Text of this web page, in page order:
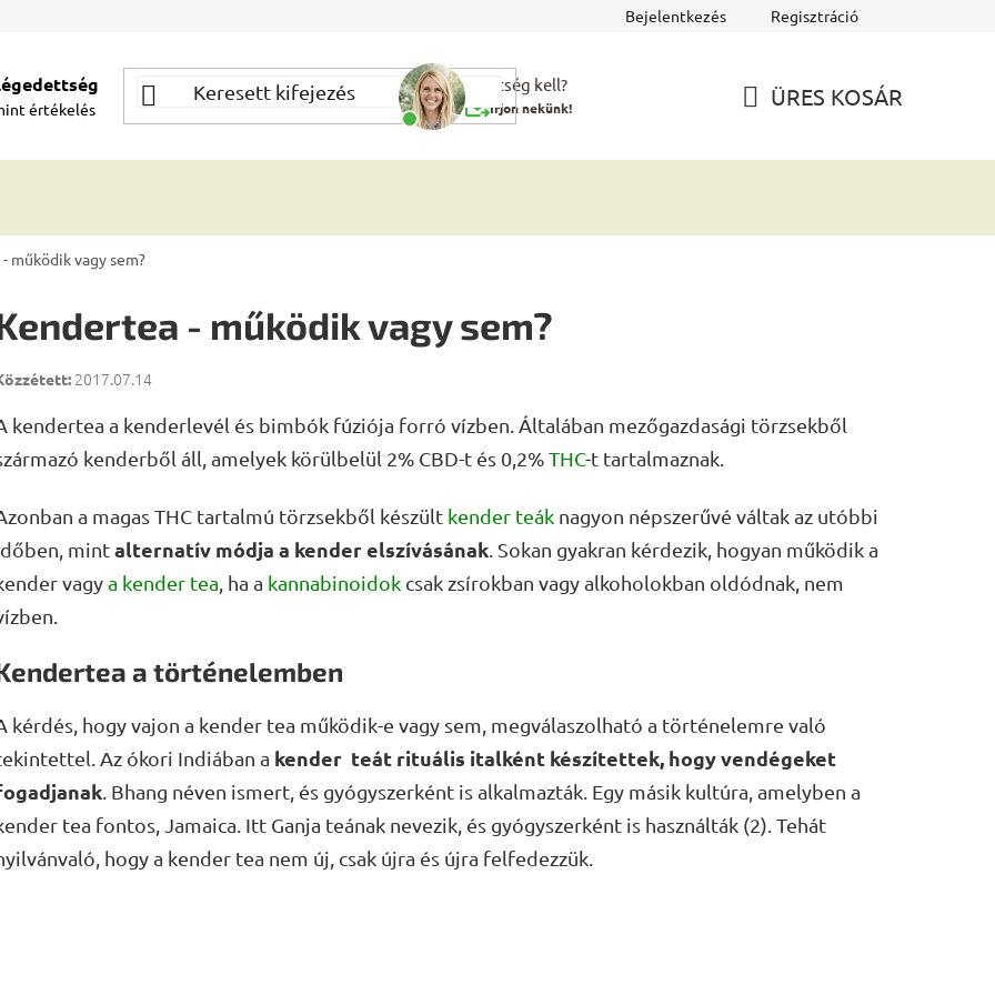
Bejelentkezés Regisztráció
értékelés
Segítség kell?
Írjon nekünk! ÜRES KOSÁR
működik vagy sem?
- működik vagy sem?
2017.07.14
kendertea a kenderlevél és bimbók fúziója forró vízben. Általában mezőgazdasági törzsekből
kenderből áll, amelyek körülbelül 2% CBD-t és 0,2%THC-t tartalmaznak.
a magas THC tartalmú törzsekből készült kender teák nagyon népszerűvé váltak az utóbbi
mintalternatív módja a kender elszívásának . Sokan gyakran kérdezik, hogyan működik a
vagya kender tea , ha a kannabinoidok csak zsírokban vagy alkoholokban oldódnak, nem
a történelemben
kérdés, hogy vajon a kender tea működik-e vagy sem, megválaszolható a történelemre való
Az ókori Indiában a kender teát rituális italként készítettek, hogy vendégeket
. Bhang néven ismert, és gyógyszerként is alkalmazták. Egy másik kultúra, amelyben a
tea fontos, Jamaica. Itt Ganja teának nevezik, és gyógyszerként is használták (2). Tehát
hogy a kender tea nem új, csak újra és újra felfedezzük.